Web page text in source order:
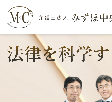
ホーム
ホーム